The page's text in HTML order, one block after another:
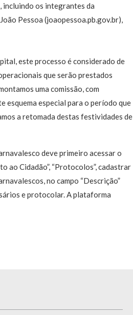
incluindo os integrantes da
Pessoa (joaopessoa.pb.gov.br),
este processo é considerado de
que serão prestados
uma comissão, com
esquema especial para o período que
a retomada destas festividades de
deve primeiro acessar o
ao Cidadão”, “Protocolos”, cadastrar
no campo “Descrição”
e protocolar. A plataforma